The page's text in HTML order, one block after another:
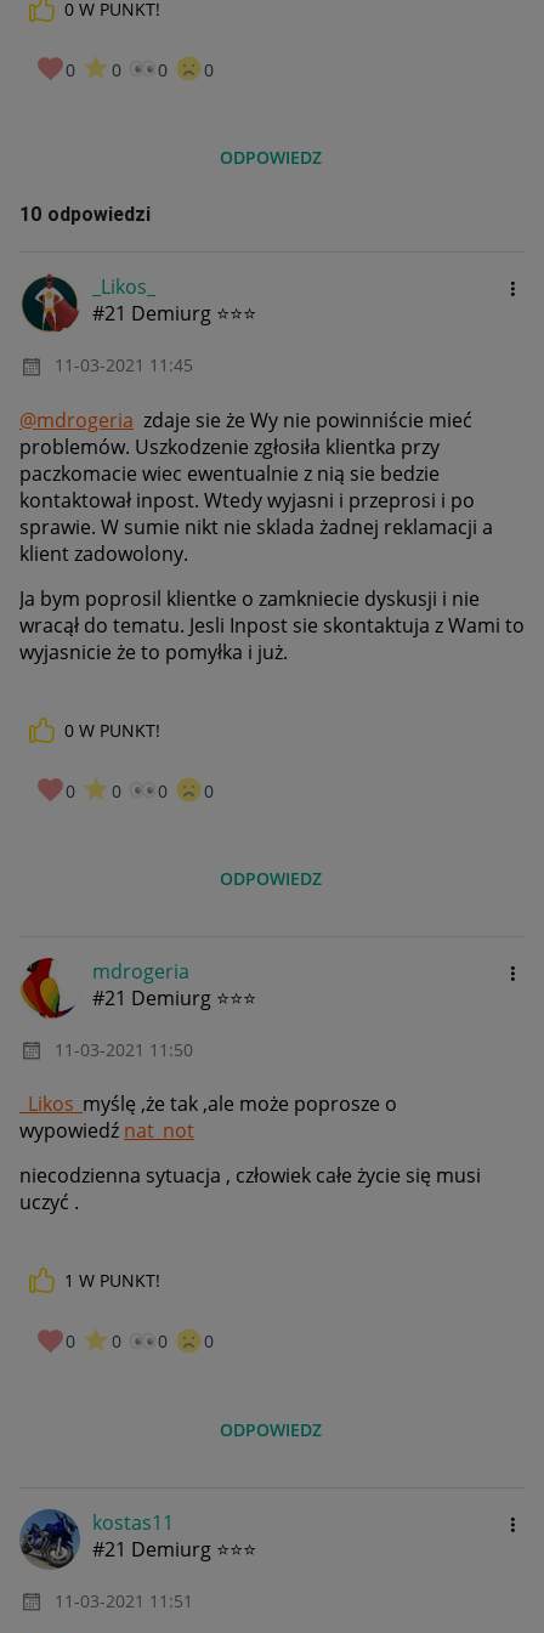
0 W PUNKT!
0 0 0 0
ODPOWIEDZ
10 odpowiedzi
_Likos_
#21 Demiurg ⭐⭐⭐
‎11-03-2021 11:45
@mdrogeria zdaje sie że Wy nie powinniście mieć
problemów. Uszkodzenie zgłosiła klientka przy
paczkomacie wiec ewentualnie z nią sie bedzie
kontaktował inpost. Wtedy wyjasni i przeprosi i po
sprawie. W sumie nikt nie sklada żadnej reklamacji a
klient zadowolony.
Ja bym poprosil klientke o zamkniecie dyskusji i nie
wracął do tematu. Jesli Inpost sie skontaktuja z Wami to
wyjasnicie że to pomyłka i już.
0 W PUNKT!
0 0 0 0
ODPOWIEDZ
mdrogeria
#21 Demiurg ⭐⭐⭐
‎11-03-2021 11:50
_Likos_ myślę ,że tak ,ale może poprosze o
wypowiedź nat_not
niecodzienna sytuacja , człowiek całe życie się musi
uczyć .
1 W PUNKT!
0 0 0 0
ODPOWIEDZ
kostas11
#21 Demiurg ⭐⭐⭐
‎11-03-2021 11:51